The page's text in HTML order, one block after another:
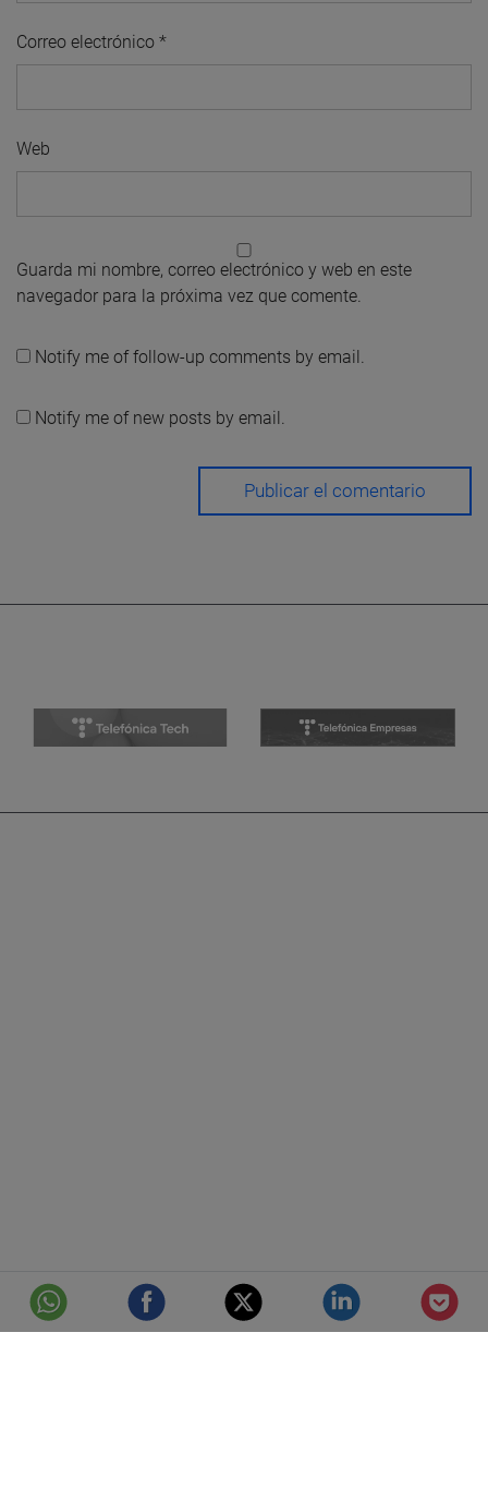
Correo electrónico *
Web
Guarda mi nombre, correo electrónico y web en este
navegador para la próxima vez que comente.
Notify me of follow-up comments by email.
Notify me of new posts by email.